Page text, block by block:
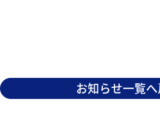
お知らせ一覧